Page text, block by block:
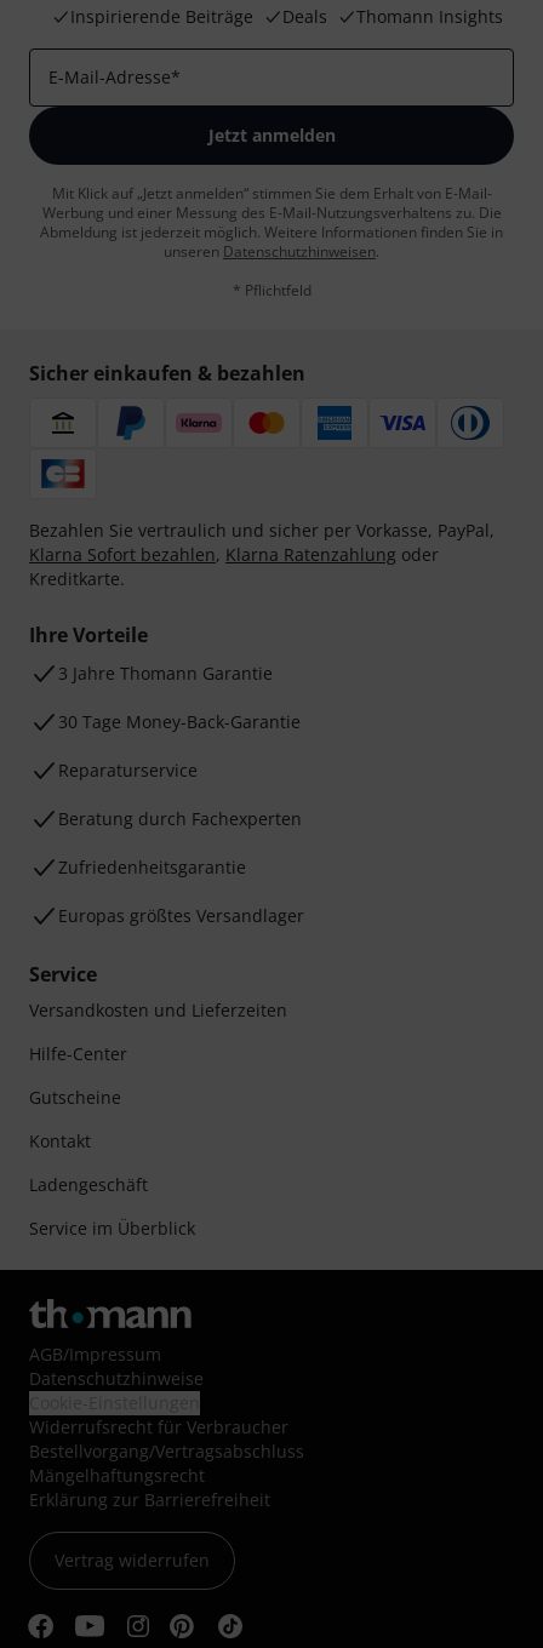
Inspirierende Beiträge
Deals Thomann Insights
E-Mail-Adresse*
Jetzt anmelden
Mit Klick auf „Jetzt anmelden“ stimmen Sie dem Erhalt von E-Mail-
Werbung und einer Messung des E-Mail-Nutzungsverhaltens zu. Die
Abmeldung ist jederzeit möglich. Weitere Informationen finden Sie in
unseren Datenschutzhinweisen.
* Pflichtfeld
Sicher einkaufen & bezahlen
Bezahlen Sie vertraulich und sicher per Vorkasse, PayPal,
Klarna Sofort bezahlen, Klarna Ratenzahlung oder
Kreditkarte.
Ihre Vorteile
3 Jahre Thomann Garantie
30 Tage Money-Back-Garantie
Reparaturservice
Beratung durch Fachexperten
Zufriedenheitsgarantie
Europas größtes Versandlager
Service
Versandkosten und Lieferzeiten
Hilfe-Center
Gutscheine
Kontakt
Ladengeschäft
Service im Überblick
AGB/Impressum
Datenschutzhinweise
Widerrufsrecht für Verbraucher
Bestellvorgang/Vertragsabschluss
Mängelhaftungsrecht
Erklärung zur Barrierefreiheit
Vertrag widerrufen